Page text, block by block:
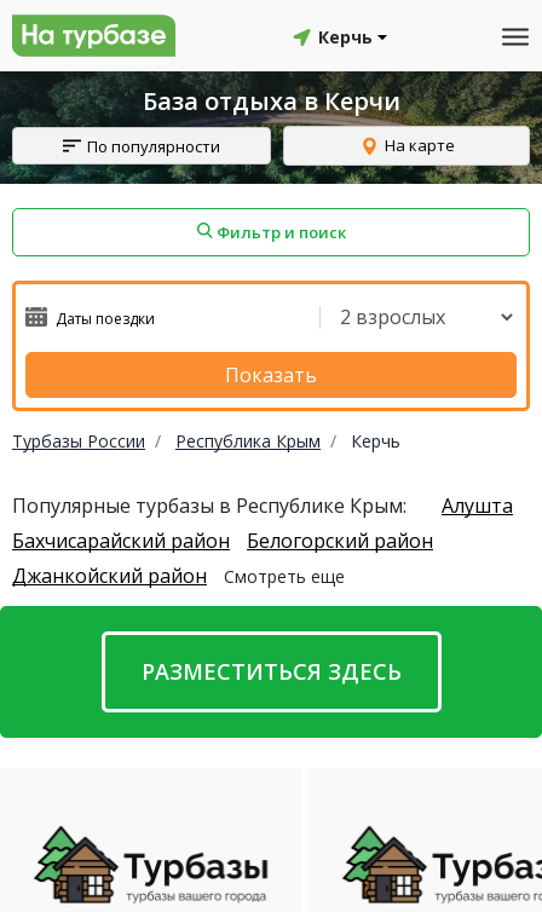
Керчь
База отдыха в Керчи
По популярности На карте
Фильтр и поиск
Показать
Турбазы России Республика Крым Керчь
Популярные турбазы в Республике Крым:
Алушта
Бахчисарайский район
Белогорский район
Джанкойский район
Смотреть еще
РАЗМЕСТИТЬСЯ ЗДЕСЬ
Смоленский район Топчихинский район
Красноборский район
Онежский район
Северодвинск Устьянский район